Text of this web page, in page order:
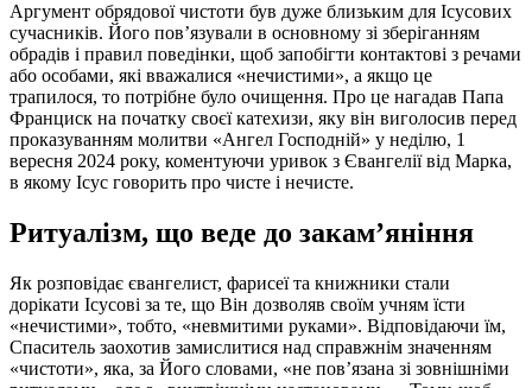
Аргумент обрядової чистоти був дуже близьким для Ісусових
сучасників. Його пов’язували в основному зі зберіганням
обрадів і правил поведінки, щоб запобігти контактові з речами
або особами, які вважалися «нечистими», а якщо це
трапилося, то потрібне було очищення. Про це нагадав Папа
Франциск на початку своєї катехизи, яку він виголосив перед
проказуванням молитви «Ангел Господній» у неділю, 1
вересня 2024 року, коментуючи уривок з Євангелії від Марка,
в якому Ісус говорить про чисте і нечисте.
Ритуалізм, що веде до закам’яніння
Як розповідає євангелист, фарисеї та книжники стали
дорікати Ісусові за те, що Він дозволяв своїм учням їсти
«нечистими», тобто, «невмитими руками». Відповідаючи їм,
Спаситель заохотив замислитися над справжнім значенням
«чистоти», яка, за Його словами, «не пов’язана зі зовнішніми